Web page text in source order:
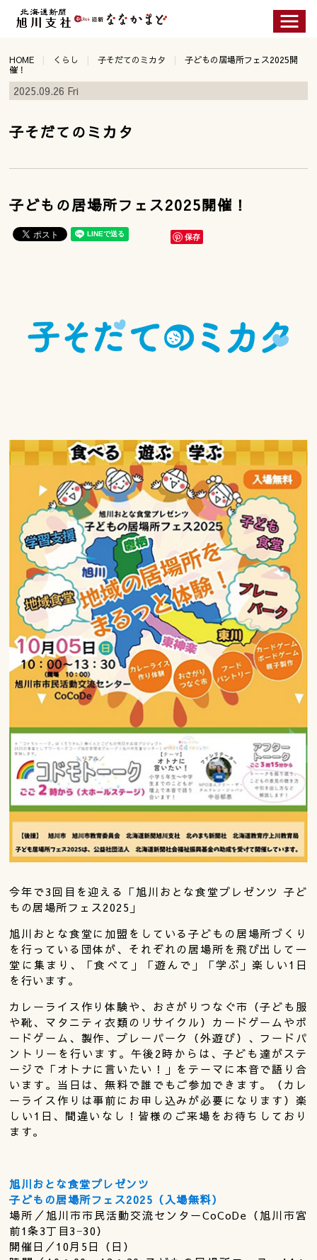
HOME くらし 子そだてのミカタ
子どもの居場所フェス2025開
催！
2025.09.26 Fri
子そだてのミカタ
子どもの居場所フェス2025開催！
保存
今年で3回目を迎える「旭川おとな食堂プレゼンツ 子ど
もの居場所フェス2025」
旭川おとな食堂に加盟をしている子どもの居場所づくり
を行っている団体が、それぞれの居場所を飛び出して一
堂に集まり、「食べて」「遊んで」「学ぶ」楽しい1日
を行います。
カレーライス作り体験や、おさがりつなぐ市（子ども服
や靴、マタニティ衣類のリサイクル）カードゲームやボ
ードゲーム、製作、プレーパーク（外遊び）、フードパ
ントリーを行います。午後2時からは、子ども達がステ
ージで「オトナに言いたい！」をテーマに本音で語り合
います。当日は、無料で誰でもご参加できます。（カレ
ーライス作りは事前にお申し込みが必要になります）楽
しい1日、間違いなし！皆様のご来場をお待ちしており
ます。
旭川おとな食堂プレゼンツ
子どもの居場所フェス2025（入場無料）
場所／旭川市市民活動交流センターCoCoDe（旭川市宮
前1条3丁目3−30）
開催日／10月5日（日）